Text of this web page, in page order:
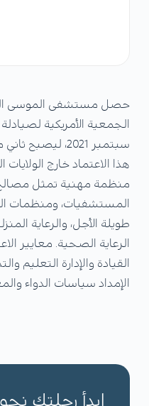
حصل مستشفى الموسى
سبتمبر 2021،
منظمة مهنية تمثل مصالح
المستشفيات، ومنظمات
طويلة الأجل، والرعاية
الرعاية الصحية. معايير
القيادة والإدارة التعليم
الإمداد سياسات الدواء
ابدأ رحلتك